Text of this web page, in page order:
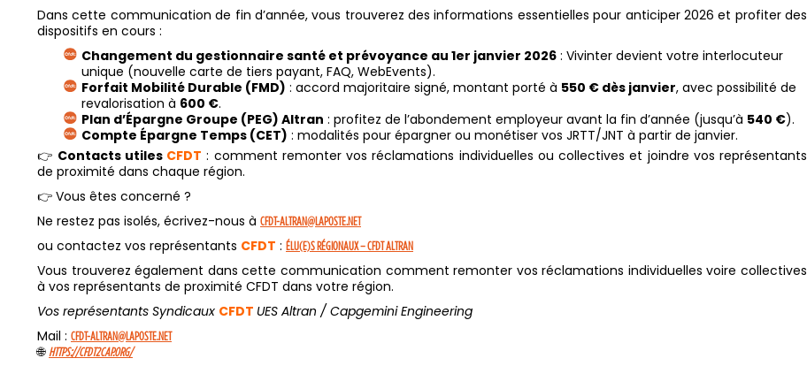
Dans cette communication de fin d’année, vous trouverez des informations essentielles pour anticiper 2026 et profiter des
dispositifs en cours :
Changement du gestionnaire santé et prévoyance au 1er janvier 2026 : Vivinter devient votre interlocuteur
unique (nouvelle carte de tiers payant, FAQ, WebEvents).
Forfait Mobilité Durable (FMD) : accord majoritaire signé, montant porté à 550 € dès janvier, avec possibilité de
revalorisation à 600 €.
Plan d’Épargne Groupe (PEG) Altran : profitez de l’abondement employeur avant la fin d’année (jusqu’à 540 €).
Compte Épargne Temps (CET) : modalités pour épargner ou monétiser vos JRTT/JNT à partir de janvier.
👉 Contacts utiles CFDT : comment remonter vos réclamations individuelles ou collectives et joindre vos représentants
de proximité dans chaque région.
👉 Vous êtes concerné ?
Ne restez pas isolés, écrivez-nous à CFDT-ALTRAN@LAPOSTE.NET
ou contactez vos représentants CFDT : ÉLU(E)S RÉGIONAUX – CFDTALTRAN
Vous trouverez également dans cette communication comment remonter vos réclamations individuelles voire collectives
à vos représentants de proximité CFDT dans votre région.
Vos représentants Syndicaux CFDT UES Altran / Capgemini Engineering
Mail : CFDT-ALTRAN@LAPOSTE.NET
🌐 HTTPS://CFDT2CAP.ORG/